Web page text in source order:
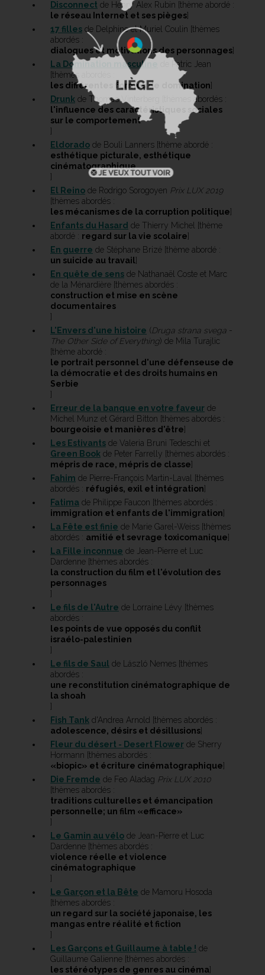
Disconnect de Henry Alex Rubin [thème abordé :
le réseau Internet et ses pièges]
17 filles de Delphine et Muriel Coulin [thèmes
abordés :
dialogues et motivations des personnages]
La Domination masculine
de Patric Jean
[thèmes abordés :
les différentes formes de domination]
Drunk de Thomas Vinterberg [thèmes abordés :
l'influence des caractéristiques sociales
sur le comportement
]
Eldorado de Bouli Lanners [thème abordé :
esthétique picturale, esthétique
cinématographique
]
El Reino de Rodrigo Sorogoyen Prix LUX 2019
[thèmes abordés :
les mécanismes de la corruption politique]
Enfants du Hasard de Thierry Michel [thème
abordé : regard sur la vie scolaire]
En guerre de Stéphane Brizé [thème abordé :
un suicide au travail]
En quête de sens de Nathanaël Coste et Marc
de la Ménardière [thèmes abordés :
construction et mise en scène
documentaires
]
L'Envers d'une histoire (Druga strana svega -
The Other Side of Everything) de Mila Turajlic
[thème abordé :
le portrait personnel d'une défenseuse de
la démocratie et des droits humains en
Serbie
]
Erreur de la banque en votre faveur de
Michel Munz et Gérard Bitton [thèmes abordés :
bourgeoisie et manières d'être]
Les Estivants de Valeria Bruni Tedeschi et
Green Book de Peter Farrelly [thèmes abordés :
mépris de race, mépris de classe]
Fahim de Pierre-François Martin-Laval [thèmes
abordés : réfugiés, exil et intégration]
Fatima de Philippe Faucon [thèmes abordés :
immigration et enfants de l'immigration]
La Fête est finie de Marie Garel-Weiss [thèmes
abordés : amitié et sevrage toxicomanique]
La Fille inconnue de Jean-Pierre et Luc
Dardenne [thèmes abordés :
la construction du film et l'évolution des
personnages
]
Le fils de l'Autre de Lorraine Lévy [thèmes
abordés :
les points de vue opposés du conflit
israélo-palestinien
]
Le fils de Saul de László Nemes [thèmes
abordés :
une reconstitution cinématographique de
la shoah
]
Fish Tank d'Andrea Arnold [thèmes abordés :
adolescence, désirs et désillusions]
Fleur du désert - Desert Flower de Sherry
Hormann [thèmes abordés :
«biopic» et écriture cinématographique]
Die Fremde de Feo Aladag Prix LUX 2010
[thèmes abordés :
traditions culturelles et émancipation
personnelle; un film «efficace»
]
Le Gamin au vélo de Jean-Pierre et Luc
Dardenne [thèmes abordés :
violence réelle et violence
cinématographique
]
Le Garçon et la Bête de Mamoru Hosoda
[thèmes abordés :
un regard sur la société japonaise, les
mangas entre réalité et fiction
]
Les Garçons et Guillaume à table ! de
Guillaume Galienne [thèmes abordés :
les stéréotypes de genres au cinéma]